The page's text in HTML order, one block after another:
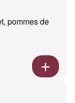
pommes de